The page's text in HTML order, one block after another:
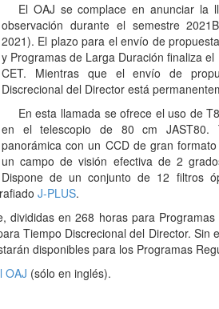
El OAJ se complace en anunciar la
observación durante el semestre
2021). El plazo para el envío de
y Programas de Larga Duración finaliza
CET. Mientras que el envío de
Discrecional del Director está
En esta llamada se ofrece el uso de
en el telescopio de 80 cm JAST80.
panorámica con un CCD de gran
un campo de visión efectiva de 2
Dispone de un conjunto de 12 filtros
J-PLUS.
en 268 horas para
Tiempo Discrecional del Director. Sin
disponibles para los Programas
OAJ (sólo en inglés).